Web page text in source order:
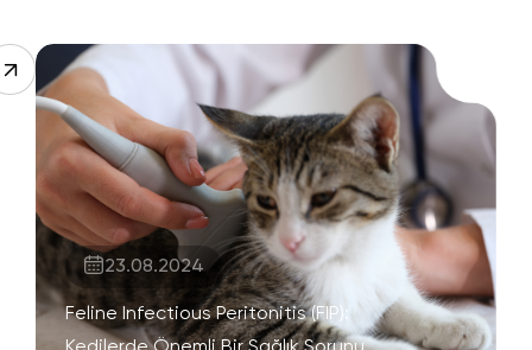
23.08.2024
Feline Infectious Peritonitis (FIP):